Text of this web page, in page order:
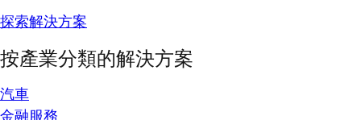
探索解決方案
按產業分類的解決方案
汽車
金融服務